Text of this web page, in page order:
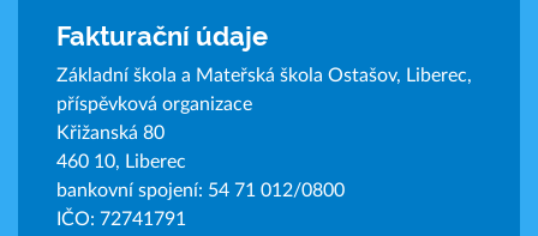
Fakturační údaje
Základní škola a Mateřská škola Ostašov, Liberec,
příspěvková organizace
Křižanská 80
460 10, Liberec
bankovní spojení: 54 71 012/0800
IČO: 72741791